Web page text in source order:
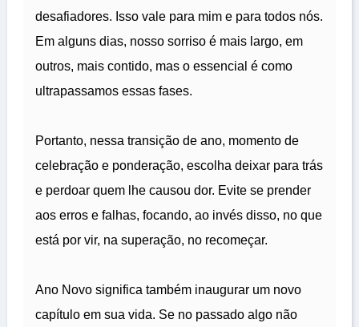
desafiadores. Isso vale para mim e para todos nós.
Em alguns dias, nosso sorriso é mais largo, em
outros, mais contido, mas o essencial é como
ultrapassamos essas fases.
Portanto, nessa transição de ano, momento de
celebração e ponderação, escolha deixar para trás
e perdoar quem lhe causou dor. Evite se prender
aos erros e falhas, focando, ao invés disso, no que
está por vir, na superação, no recomeçar.
Ano Novo significa também inaugurar um novo
capítulo em sua vida. Se no passado algo não